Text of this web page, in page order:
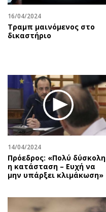
Πολιτισμός
Σινεμά
Θέατρο-Χορός
Βιβλίο
Χειρόγραφα
16/04/2024
Τραμπ μαινόμενος στο
δικαστήριο
14/04/2024
Πρόεδρος: «Πολύ δύσκολη
η κατάσταση – Ευχή να
μην υπάρξει κλιμάκωση»